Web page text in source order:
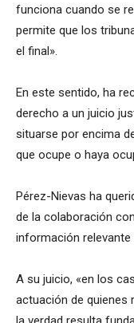
funciona cuando se
permite que los
el final».
En este sentido, ha
derecho a un juicio
situarse por encima
que ocupe o haya
Pérez-Nievas ha
de la colaboración
información
A su juicio, «en los
actuación de quienes